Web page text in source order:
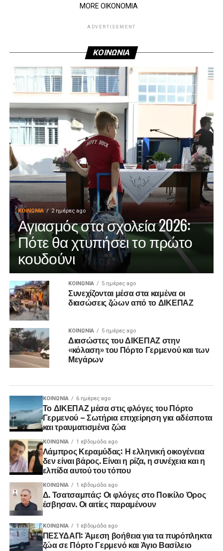
MORE ΟΙΚΟΝΟΜΙΑ
ADVERTISEMENT
ΚΟΙΝΩΝΙΑ
ΚΟΙΝΩΝΊΑ 2 ημέρες ago
Αγιασμός στα σχολεία 2026:
Πότε θα χτυπήσει το πρώτο
κουδούνι
ΚΟΙΝΩΝΊΑ 5 ημέρες ago
Συνεχίζονται μέσα στα καμένα οι
διασώσεις ζώων από το ΔΙΚΕΠΑΖ
ΚΟΙΝΩΝΊΑ 5 ημέρες ago
Διασώστες του ΔΙΚΕΠΑΖ στην
«κόλαση» του Πόρτο Γερμενού και των
Μεγάρων
ΚΟΙΝΩΝΊΑ 6 ημέρες ago
Το ΔΙΚΕΠΑΖ μέσα στις φλόγες του Πόρτο
Γερμενού – Σωτήρια επιχείρηση για αδέσποτα
και τραυματισμένα ζώα
ΚΟΙΝΩΝΊΑ 1 εβδομάδα ago
Λάμπρος Κεραμύδας: Η ελληνική οικογένεια
δεν είναι βάρος. Είναι η ρίζα, η συνέχεια και η
ελπίδα αυτού του τόπου
ΚΟΙΝΩΝΊΑ 1 εβδομάδα ago
Δ. Τσατσαμπάς: Οι φλόγες στο Ποικίλο Όρος
έσβησαν. Οι αιτίες παραμένουν
ΚΟΙΝΩΝΊΑ 1 εβδομάδα ago
ΠΕΣΥΔΑΠ: Άμεση βοήθεια για τα πυρόπληκτα
ζώα σε Πόρτο Γερμενό και Άγιο Βασίλειο